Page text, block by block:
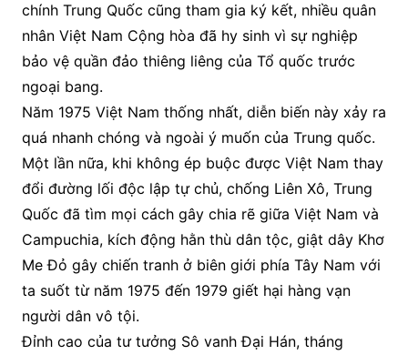
chính Trung Quốc cũng tham gia ký kết, nhiều quân
nhân Việt Nam Cộng hòa đã hy sinh vì sự nghiệp
bảo vệ quần đảo thiêng liêng của Tổ quốc trước
ngoại bang.
Năm 1975 Việt Nam thống nhất, diễn biến này xảy ra
quá nhanh chóng và ngoài ý muốn của Trung quốc.
Một lần nữa, khi không ép buộc được Việt Nam thay
đổi đường lối độc lập tự chủ, chống Liên Xô, Trung
Quốc đã tìm mọi cách gây chia rẽ giữa Việt Nam và
Campuchia, kích động hằn thù dân tộc, giật dây Khơ
Me Đỏ gây chiến tranh ở biên giới phía Tây Nam với
ta suốt từ năm 1975 đến 1979 giết hại hàng vạn
người dân vô tội.
Đỉnh cao của tư tưởng Sô vanh Đại Hán, tháng